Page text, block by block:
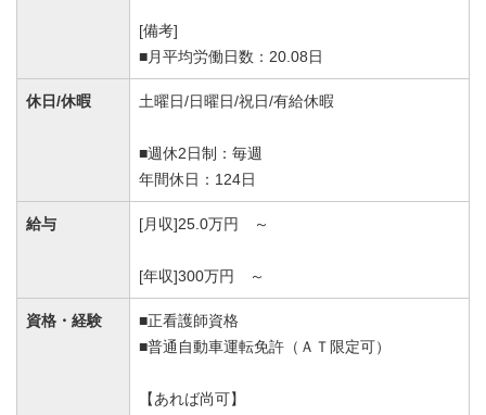
[備考]
■月平均労働日数：20.08日
休日/休暇 土曜日/日曜日/祝日/有給休暇
■週休2日制：毎週
年間休日：124日
給与 [月収]25.0万円 ～
[年収]300万円 ～
資格・経験
■正看護師資格
■普通自動車運転免許（ＡＴ限定可）
【あれば尚可】